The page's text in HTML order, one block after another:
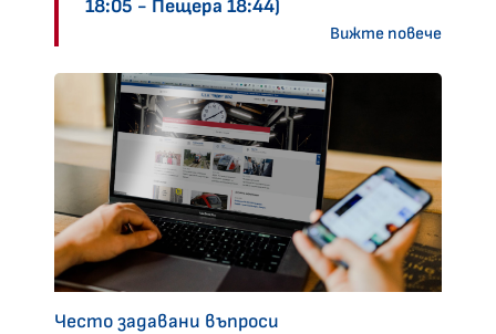
18:05 - Пещера 18:44)
Вижте повече
Често задавани въпроси